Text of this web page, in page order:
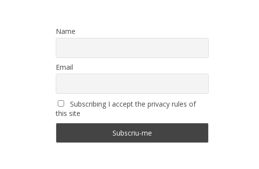
Name
Email
Subscribing I accept the privacy rules of
this site